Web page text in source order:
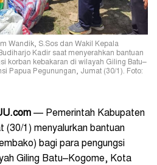
Wandik, S.Sos dan Wakil Kepala
Kadir saat menyerahkan bantuan
korban kebakaran di wilayah Giling Batu–
Papua Pegunungan, Jumat (30/1). Foto:
— Pemerintah Kabupaten
(30/1) menyalurkan bantuan
bagi para pengungsi
Giling Batu–Kogome, Kota